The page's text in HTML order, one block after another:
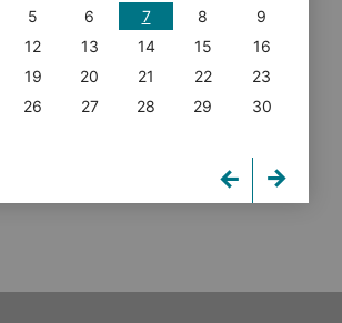
5 6 7 8
9
12 13 14 15
16
19 20 21 22
23
26 27 28 29
30